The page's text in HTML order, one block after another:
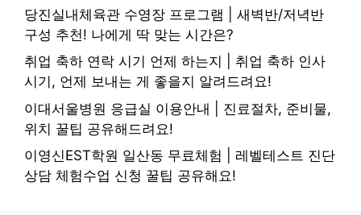
당진실내체육관 수영장 프로그램 | 새벽반/저녁반
구성 추천! 나에게 딱 맞는 시간은?
취업 축하 연락 시기 언제 하는지 | 취업 축하 인사
시기, 언제 보내는 게 좋을지 알려드려요!
이대서울병원 응급실 이용안내 | 진료절차, 준비물,
위치 꿀팁 공유해드려요!
이영신EST학원 일산동 무료체험 | 레벨테스트 진단
상담 체험수업 신청 꿀팁 공유해요!